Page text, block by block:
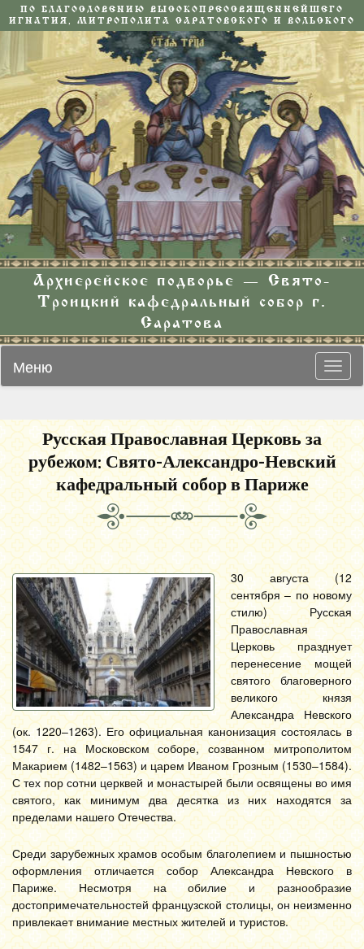
ПО БЛАГОСЛОВЕНИЮ ВЫСОКОПРЕОСВЯЩЕННЕЙШЕГО
ИГНАТИЯ, МИТРОПОЛИТА САРАТОВСКОГО И ВОЛЬСКОГО
Архиерейское подворье — Свято-
Троицкий кафедральный собор г.
Саратова
Меню
Русская Православная Церковь за
рубежом: Свято-Александро-Невский
кафедральный собор в Париже
30 августа (12
сентября – по новому
стилю) Русская
Православная
Церковь празднует
перенесение мощей
святого благоверного
великого князя
Александра Невского
(ок. 1220–1263). Его официальная канонизация состоялась в
1547 г. на Московском соборе, созванном митрополитом
Макарием (1482–1563) и царем Иваном Грозным (1530–1584).
С тех пор сотни церквей и монастырей были освящены во имя
святого, как минимум два десятка из них находятся за
пределами нашего Отечества.
Среди зарубежных храмов особым благолепием и пышностью
оформления отличается собор Александра Невского в
Париже. Несмотря на обилие и разнообразие
достопримечательностей французской столицы, он неизменно
привлекает внимание местных жителей и туристов.